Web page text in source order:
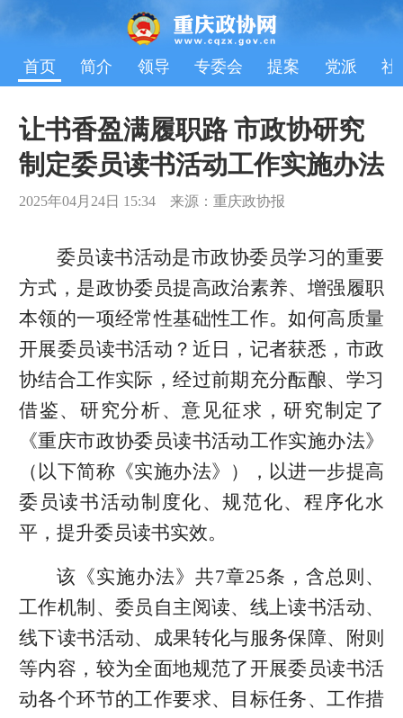
首页 简介 领导 专委会 提案 党派 社
让书香盈满履职路 市政协研究
制定委员读书活动工作实施办法
2025年04月24日 15:34 来源：重庆政协报
委员读书活动是市政协委员学习的重要
方式，是政协委员提高政治素养、增强履职
本领的一项经常性基础性工作。如何高质量
开展委员读书活动？近日，记者获悉，市政
协结合工作实际，经过前期充分酝酿、学习
借鉴、研究分析、意见征求，研究制定了
《重庆市政协委员读书活动工作实施办法》
（以下简称《实施办法》），以进一步提高
委员读书活动制度化、规范化、程序化水
平，提升委员读书实效。
该《实施办法》共7章25条，含总则、
工作机制、委员自主阅读、线上读书活动、
线下读书活动、成果转化与服务保障、附则
等内容，较为全面地规范了开展委员读书活
动各个环节的工作要求、目标任务、工作措